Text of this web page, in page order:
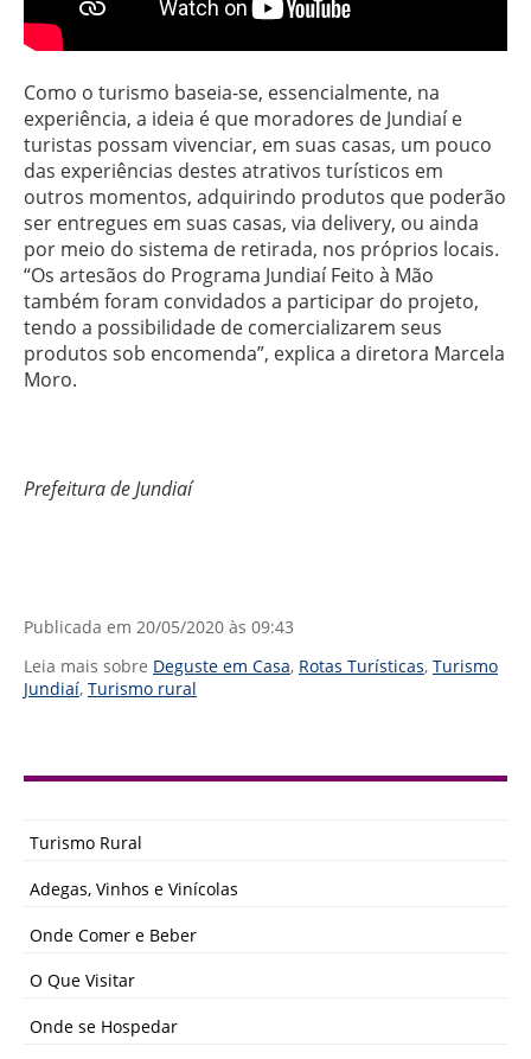
Como o turismo baseia-se, essencialmente, na
experiência, a ideia é que moradores de Jundiaí e
turistas possam vivenciar, em suas casas, um pouco
das experiências destes atrativos turísticos em
outros momentos, adquirindo produtos que poderão
ser entregues em suas casas, via delivery, ou ainda
por meio do sistema de retirada, nos próprios locais.
“Os artesãos do Programa Jundiaí Feito à Mão
também foram convidados a participar do projeto,
tendo a possibilidade de comercializarem seus
produtos sob encomenda”, explica a diretora Marcela
Moro.
Prefeitura de Jundiaí
Publicada em 20/05/2020 às 09:43
Leia mais sobre Deguste em Casa, Rotas Turísticas, Turismo
Jundiaí, Turismo rural
Turismo Rural
Adegas, Vinhos e Vinícolas
Onde Comer e Beber
O Que Visitar
Onde se Hospedar